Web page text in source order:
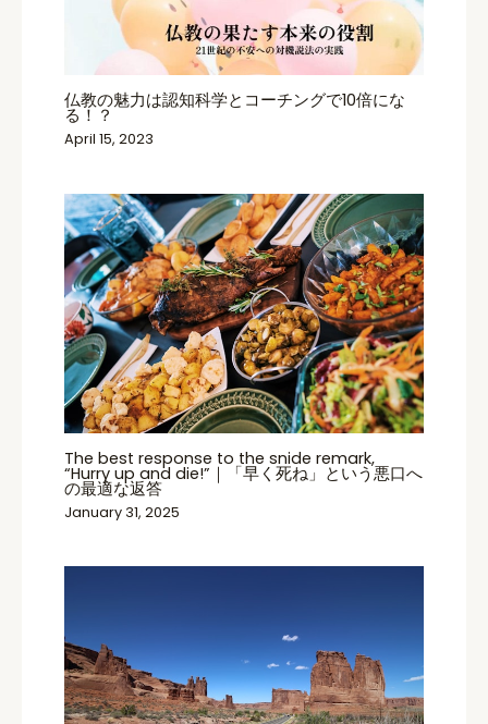
仏教の魅力は認知科学とコーチングで10倍にな
る！？
April 15, 2023
The best response to the snide remark,
“Hurry up and die!”｜「早く死ね」という悪口へ
の最適な返答
January 31, 2025